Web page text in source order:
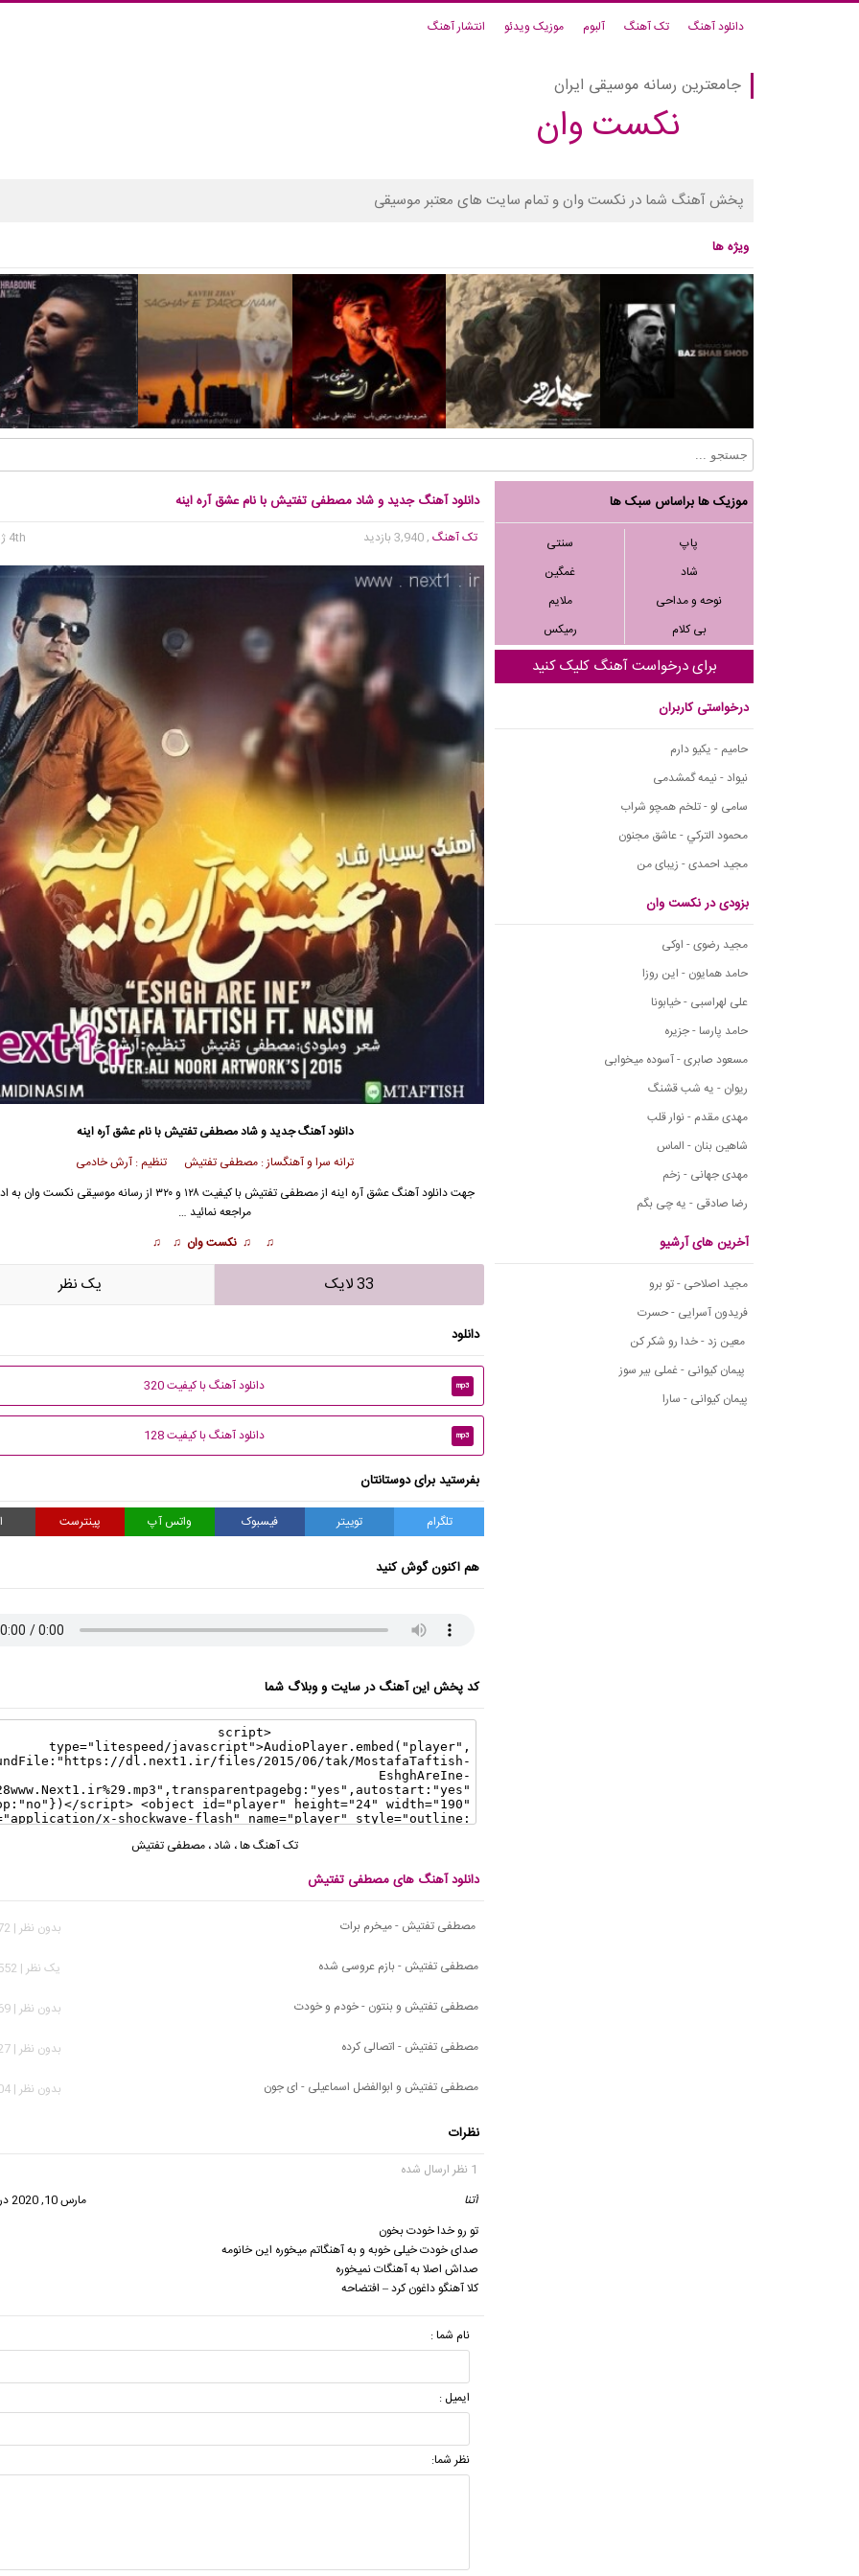
دانلود آهنگ تک آهنگ آلبوم موزیک ویدئو انتشار آهنگ
جامعترین رسانه موسیقی ایران
نکست وان
پخش آهنگ شما در نکست وان و تمام سایت های معتبر موسیقی
ویژه ها
موزیک ها براساس سبک ها
پاپ
سنتی
شاد
غمگین
نوحه و مداحی
ملایم
بی کلام
رمیکس
برای درخواست آهنگ کلیک کنید
درخواستی کاربران
حامیم - یکیو دارم
نیواد - نیمه گمشدمی
سامی لو - تلخم همچو شراب
محمود التركي - عاشق مجنون
مجید احمدی - زیبای من
بزودی در نکست وان
مجید رضوی - اوکی
حامد همایون - این روزا
علی لهراسبی - خیابونا
حامد پارسا - جزیره
مسعود صابری - آسوده میخوابی
ریوان - یه شب قشنگ
مهدی مقدم - نوار قلب
شاهین بنان - الماس
مهدی جهانی - زخم
رضا صادقی - یه چی بگم
آخرین های آرشیو
مجید اصلاحی - تو برو
فریدون آسرایی - حسرت
معین زد - خدا رو شکر کن
پیمان کیوانی - غملی بیر سوز
پیمان کیوانی - سارا
دانلود آهنگ جدید و شاد مصطفی تفتیش با نام عشق آره اینه
تک آهنگ, 3,940 بازدید 4th ژوئن 2015
دانلود آهنگ جدیدو شاد مصطفی تفتیش با نام عشق آره اینه
ترانه سرا و آهنگساز : مصطفی تفتیش تنظیم : آرش خادمی
جهت دانلود آهنگ عشق آره اینه ازمصطفی تفتیش
با کیفیت ۱۲۸ و ۳۲۰ از رسانه موسیقی نکست
مراجعه نمائید …
♫ ♫ نکست وان ♫ ♫
33 لایک يک نظر
دانلود
mp3 دانلود آهنگ با کیفیت 320
mp3 دانلود آهنگ با کیفیت 128
بفرستید برای دوستانتان
تلگرام توییتر فیسبوک واتس آپ پینترست
هم اکنون گوش کنید
کد پخش این آهنگ در سایت و وبلاگ شما
تک آهنگ ها، شاد، مصطفی تفتیش
دانلود آهنگ های مصطفی تفتیش
مصطفی تفتیش - میخرم برات
بدون نظر | 2,072 بازدید
مصطفی تفتیش - بازم عروسی شده
يک نظر | 10,552 بازدید
مصطفی تفتیش و بنتون - خودم و خودت
بدون نظر | 3,869 بازدید
مصطفی تفتیش - اتصالی کرده
بدون نظر | 6,127 بازدید
مصطفی تفتیش و ابوالفضل اسماعیلی - ای جون
بدون نظر | 1,104 بازدید
نظرات
1 نظر ارسال شده
آتنا
مارس 10, 2020 در 9:57 ق.ظ
تو رو خدا خودت بخون
صدای خودت خیلی خوبه و به آهنگاتم میخوره این خانومه
صداش اصلا به آهنگات نمیخوره
کلا آهنگو داغون کرد – افتضاحه
نام شما :
ایمیل :
نظر شما: